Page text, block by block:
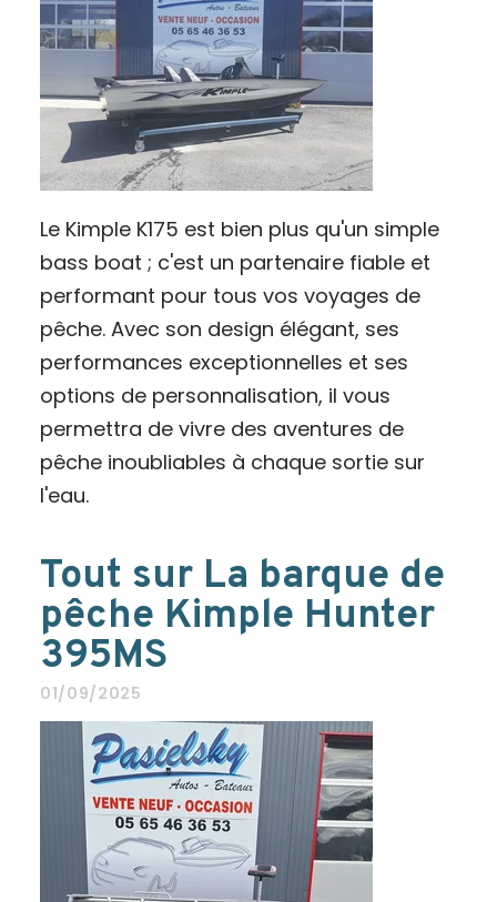
Le Kimple K175 est bien plus qu'un simple
bass boat ; c'est un partenaire fiable et
performant pour tous vos voyages de
pêche. Avec son design élégant, ses
performances exceptionnelles et ses
options de personnalisation, il vous
permettra de vivre des aventures de
pêche inoubliables à chaque sortie sur
l'eau.
Tout sur La barque de
pêche Kimple Hunter
395MS
01/09/2025